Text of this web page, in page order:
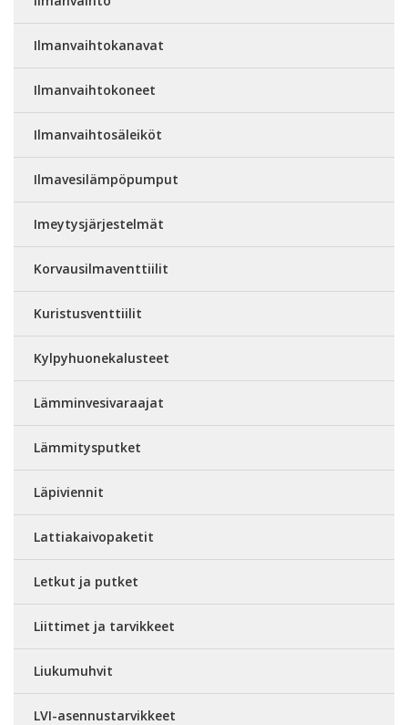
Ilmanvaihtokanavat
Ilmanvaihtokoneet
Ilmanvaihtosäleiköt
Ilmavesilämpöpumput
Imeytysjärjestelmät
Korvausilmaventtiilit
Kuristusventtiilit
Kylpyhuonekalusteet
Lämminvesivaraajat
Lämmitysputket
Läpiviennit
Lattiakaivopaketit
Letkut ja putket
Liittimet ja tarvikkeet
Liukumuhvit
LVI-asennustarvikkeet